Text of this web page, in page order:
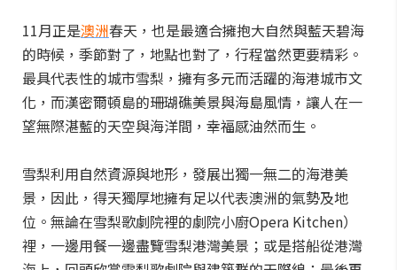
11月正是澳洲春天，也是最適合擁抱大自然與藍天碧海
的時候，季節對了，地點也對了，行程當然更要精彩。
最具代表性的城市雪梨，擁有多元而活躍的海港城市文
化，而漢密爾頓島的珊瑚礁美景與海島風情，讓人在一
望無際湛藍的天空與海洋間，幸福感油然而生。
雪梨利用自然資源與地形，發展出獨一無二的海港美
景，因此，得天獨厚地擁有足以代表澳洲的氣勢及地
位。無論在雪梨歌劇院裡的劇院小廚Opera Kitchen）
裡，一邊用餐一邊盡覽雪梨港灣美景；或是搭船從港灣